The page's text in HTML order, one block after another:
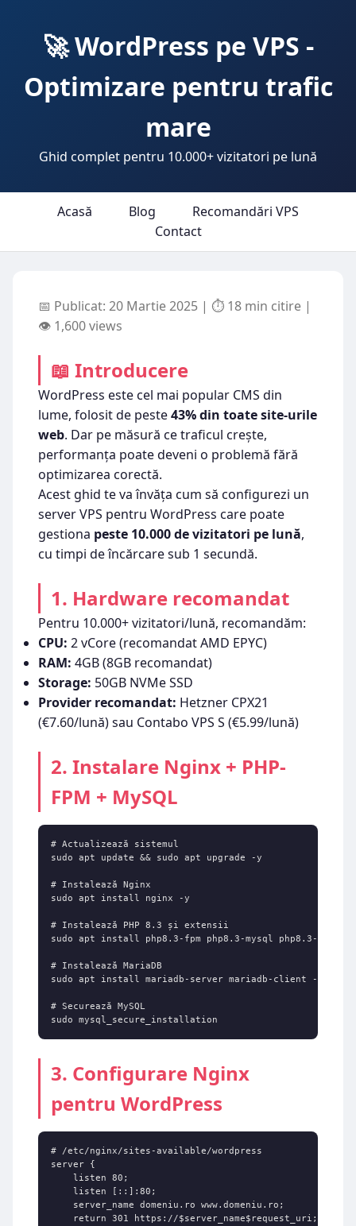
🚀 WordPress pe VPS -
Optimizare pentru trafic
mare
Ghid complet pentru 10.000+ vizitatori pe lună
Acasă Blog
Recomandări VPS
Contact
📅 Publicat: 20 Martie 2025 | ⏱ 18 min citire |
👁️ 1,600 views
📖 Introducere
WordPress este cel mai popular CMS din
lume, folosit de peste43% din toate site-urile
web. Dar pe măsură ce traficul crește,
performanța poate deveni o problemă fără
optimizarea corectă.
Acest ghid te va învăța cum să configurezi un
server VPS pentru WordPress care poate
gestiona peste 10.000 de vizitatori pe lună,
cu timpi de încărcare sub 1 secundă.
1. Hardware recomandat
Pentru 10.000+ vizitatori/lună, recomandăm:
CPU: 2 vCore (recomandat AMD EPYC)
RAM: 4GB (8GB recomandat)
Storage: 50GB NVMe SSD
Provider recomandat: Hetzner CPX21
(€7.60/lună) sau Contabo VPS S (€5.99/lună)
2. Instalare Nginx + PHP-
FPM + MySQL
# Actualizează sistemul
sudo apt update && sudo apt upgrade -y
# Instalează Nginx
sudo apt install nginx -y
# Instalează PHP 8.3 și extensii
sudo apt install php8.3-fpm php8.3-mysql php8.3-curl
# Instalează MariaDB
sudo apt install mariadb-server mariadb-client -y
# Securează MySQL
sudo mysql_secure_installation
3. Configurare Nginx
pentru WordPress
# /etc/nginx/sites-available/wordpress
server {
    listen 80;
    listen [::]:80;
    server_name domeniu.ro www.domeniu.ro;
    return 301 https://$server_name$request_uri;